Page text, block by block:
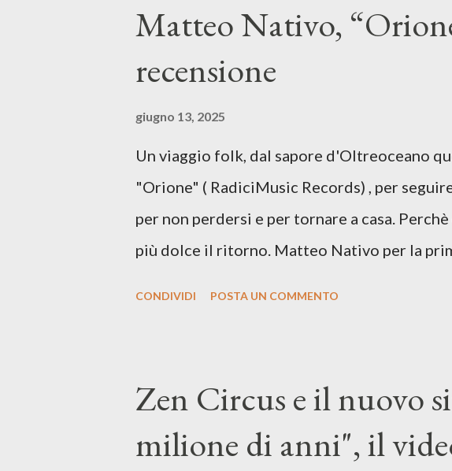
segnato da guerre, disorientamento e
racconta la difficoltà di creare, e perfino di
vivere e nel suonare, nel trovare respiro
più densa. Il brano è anche una
il suo nuovo percorso artistico con una
Matteo Nativo,
recensione
giugno 13, 2025
Un viaggio folk, dal sapore d'Oltreoceano
"Orione" ( RadiciMusic Records) , per
per non perdersi e per tornare a casa.
più dolce il ritorno. Matteo Nativo per la
voce della cantautrice Silvia Conti. Perdersi.
nostro inizia questo concept musicale, con "
CONDIVIDI POSTA UN COMMENTO
Zen Circus e il nuovo
milione di anni", il